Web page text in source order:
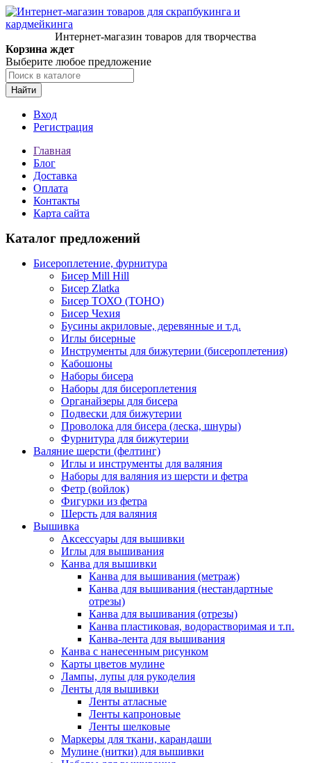
Интернет-магазин товаров для творчества
Корзина ждет
Выберите любое предложение
Найти
Вход
Регистрация
Главная
Блог
Доставка
Оплата
Контакты
Карта сайта
Каталог предложений
Бисероплетение, фурнитура
Бисер Mill Hill
Бисер Zlatka
Бисер ТОХО (TOHO)
Бисер Чехия
Бусины акриловые, деревянные и т.д.
Иглы бисерные
Инструменты для бижутерии (бисероплетения)
Кабошоны
Наборы бисера
Наборы для бисероплетения
Органайзеры для бисера
Подвески для бижутерии
Проволока для бисера (леска, шнуры)
Фурнитура для бижутерии
Валяние шерсти (фелтинг)
Иглы и инструменты для валяния
Наборы для валяния из шерсти и фетра
Фетр (войлок)
Фигурки из фетра
Шерсть для валяния
Вышивка
Аксессуары для вышивки
Иглы для вышивания
Канва для вышивки
Канва для вышивания (метраж)
Канва для вышивания (нестандартные
отрезы)
Канва для вышивания (отрезы)
Канва пластиковая, водорастворимая и т.п.
Канва-лента для вышивания
Канва с нанесенным рисунком
Карты цветов мулине
Лампы, лупы для рукоделия
Ленты для вышивки
Ленты атласные
Ленты капроновые
Ленты шелковые
Маркеры для ткани, карандаши
Мулине (нитки) для вышивки